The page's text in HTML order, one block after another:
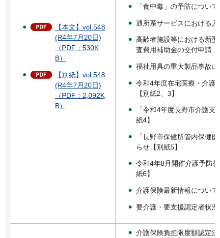
【本文】vol.548
(R4年7月20日)
（PDF：530K
B）
【別紙】vol.548
(R4年7月20日)
（PDF：2,092K
B）
「食中毒」の予防について
通所系サービスにおける
高齢者施設等における新
査費用補助金の交付申請
福祉用具の重大製品事故
令和4年度在宅医療・介護
【別紙2、3】
「令和4年度長野市介護
紙4】
「長野市保健所管内保健
らせ【別紙5】
令和4年8月開催介護予防
紙6】
介護保険最新情報について
要介護・要支援認定者状
介護保険負担限度額認定